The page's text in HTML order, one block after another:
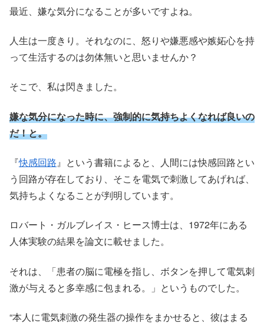
最近、嫌な気分になることが多いですよね。
人生は一度きり。それなのに、怒りや嫌悪感や嫉妬心を持
って生活するのは勿体無いと思いませんか？
そこで、私は閃きました。
嫌な気分になった時に、強制的に気持ちよくなれば良いの
だ！と。
『快感回路』という書籍によると、人間には快感回路とい
う回路が存在しており、そこを電気で刺激してあげれば、
気持ちよくなることが判明しています。
ロバート・ガルブレイス・ヒース博士は、1972年にある
人体実験の結果を論文に載せました。
それは、「患者の脳に電極を指し、ボタンを押して電気刺
激が与えると多幸感に包まれる。」というものでした。
“本人に電気刺激の発生器の操作をまかせると、彼はまる